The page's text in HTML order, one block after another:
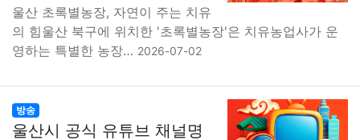
의료 의학 경제 마케팅 부동산 외국어 교육
울산 초록별농장, 자연이 주는 치유
의 힘울산 북구에 위치한 '초록별농장'은 치유농업사가 운
영하는 특별한 농장… 2026-07-02
방송
울산시 공식 유튜브 채널명